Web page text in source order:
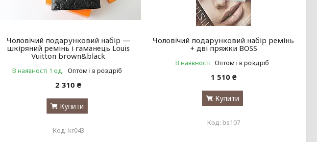
Чоловічий подарунковий набір —
шкіряний ремінь і гаманець Louis
Vuitton brown&black
В наявності 1 од. Оптом і в роздріб
2 310 ₴
Купити
kr043
Чоловічий подарунковий набір ремінь
+ дві пряжки BOSS
В наявності Оптом і в роздріб
1 510 ₴
Купити
bs107